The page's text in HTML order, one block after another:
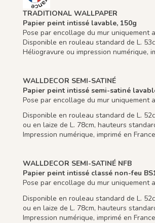
TRADITIONAL WALLPAPER
Papier peint intissé lavable, 150g
Pose par encollage du mur uniquement
Disponible en rouleau standard de L.
Héliogravure ou impression numérique,
WALLDECOR SEMI-SATINÉ
Papier peint intissé semi-satiné
Pose par encollage du mur uniquement
Disponible en rouleau standard de L.
ou en laize de L. 78cm, hauteurs
Impression numérique, imprimé en
WALLDECOR SEMI-SATINÉ NFB
Papier peint intissé classé non-feu
Pose par encollage du mur uniquement
Disponible en rouleau standard de L.
ou en laize de L. 78cm, hauteurs
Impression numérique, imprimé en